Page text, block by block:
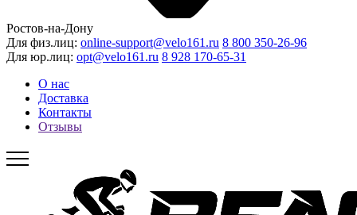
Ростов-на-Дону
Для физ.лиц: online-support@velo161.ru 8 800 350-26-96
Для юр.лиц: opt@velo161.ru 8 928 170-65-31
О нас
Доставка
Контакты
Отзывы